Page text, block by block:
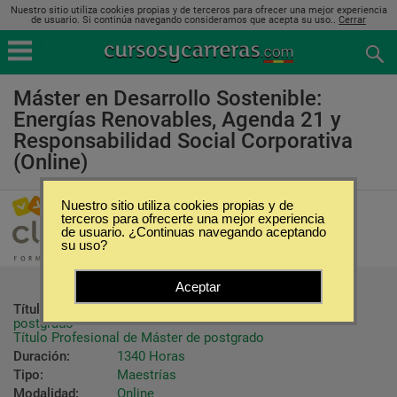
Nuestro sitio utiliza cookies propias y de terceros para ofrecer una mejor experiencia
de usuario. Si continúa navegando consideramos que acepta su uso.. Cerrar
Máster en Desarrollo Sostenible:
Energías Renovables, Agenda 21 y
Responsabilidad Social Corporativa
(Online)
Clay Formación
Título ofrecido:
Título Propio Universitario de Máster de
postgrado
Título Profesional de Máster de postgrado
Duración:
1340 Horas
Tipo:
Maestrías
Modalidad:
Online
Nuestro sitio utiliza cookies propias y de
terceros para ofrecerte una mejor experiencia
de usuario. ¿Continuas navegando aceptando
su uso?
Aceptar